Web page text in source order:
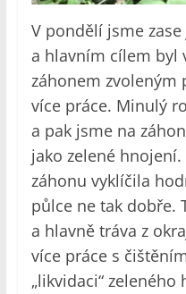
V pondělí jsme
a hlavním cílem byl
záhonem zvoleným
více práce. Minulý
a pak jsme na
jako zelené
záhonu vyklíčila
půlce ne tak dobře.
a hlavně tráva z
více práce s
„likvidaci“